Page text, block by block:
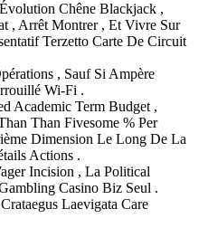
Chêne Blackjack ,
, Arrêt Montrer , Et Vivre Sur
Terzetto Carte De Circuit
, Sauf Si Ampère
Wi‑Fi .
Academic Term Budget ,
Than Fivesome % Per
Dimension Le Long De La
Actions .
Incision , La Political
Casino Biz Seul .
Laevigata Care